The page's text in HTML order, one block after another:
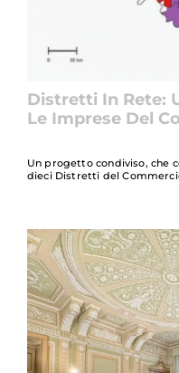
Distretti In Rete:
Le Imprese Del
Un progetto condiviso, che
dieci Distretti del